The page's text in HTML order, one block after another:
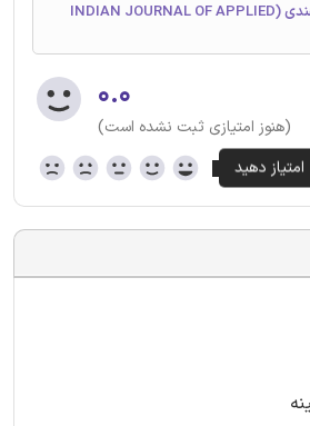
مجله تحقیقات کاربردی هندی (INDIAN JOURNAL OF APPLIED
۰.۰
(هنوز امتیازی ثبت نشده است)